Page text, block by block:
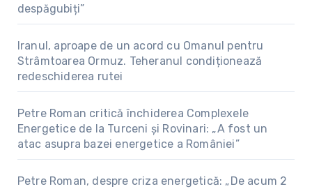
despăgubiți”
Iranul, aproape de un acord cu Omanul pentru
Strâmtoarea Ormuz. Teheranul condiționează
redeschiderea rutei
Petre Roman critică închiderea Complexele
Energetice de la Turceni și Rovinari: „A fost un
atac asupra bazei energetice a României”
Petre Roman, despre criza energetică: „De acum 2